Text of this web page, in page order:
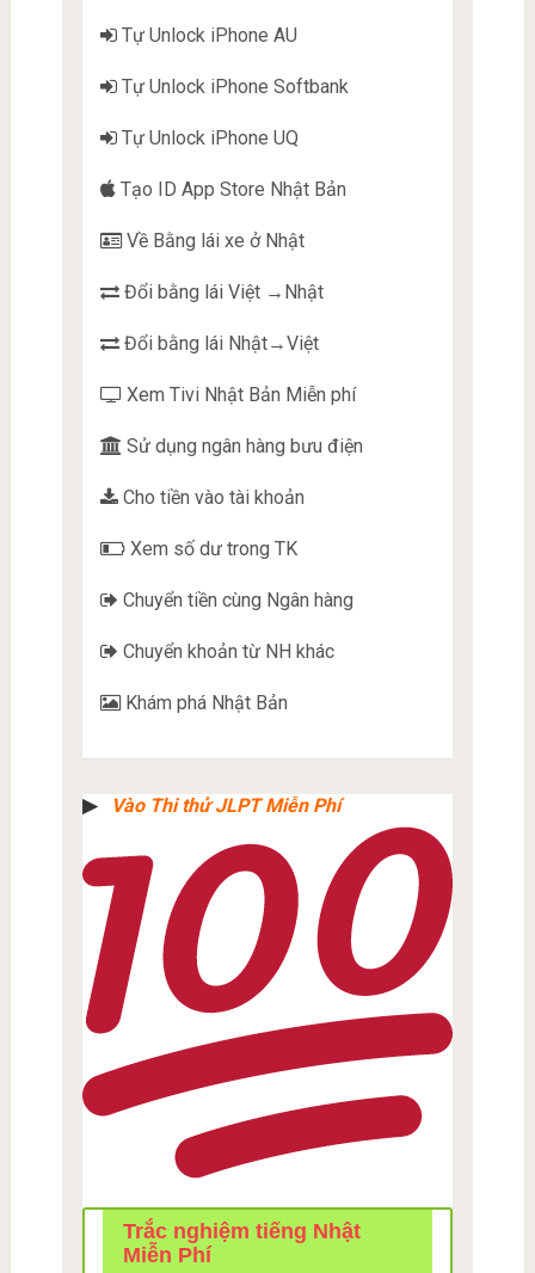
Tự Unlock iPhone AU
Tự Unlock iPhone Softbank
Tự Unlock iPhone UQ
Tạo ID App Store Nhật Bản
Về Bằng lái xe ở Nhật
Đổi bằng lái Việt →Nhật
Đổi bằng lái Nhật→Việt
Xem Tivi Nhật Bản Miễn phí
Sử dụng ngân hàng bưu điện
Cho tiền vào tài khoản
Xem số dư trong TK
Chuyển tiền cùng Ngân hàng
Chuyển khoản từ NH khác
Khám phá Nhật Bản
▶︎ Vào Thi thử JLPT Miễn Phí
Trắc nghiệm tiếng Nhật
Miễn Phí